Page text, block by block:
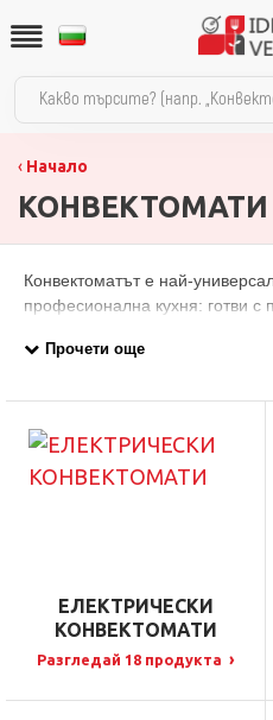
Начало
КОНВЕКТОМАТИ
Конвектоматът е най-
професионална кухня: готви с
В категорията ще откриете
4х2/3 GN за малки кухни до
GN (около 500 порции на
гастронорм стандарт (1/1, 2/1
600х400 мм. Висок клас е
сериите Naboo, Sapiens,
програмируемо или сензорно
ЕЛЕКТРИЧЕСКИ
КОНВЕКТОМАТИ
Разгледай 18 продукта ›